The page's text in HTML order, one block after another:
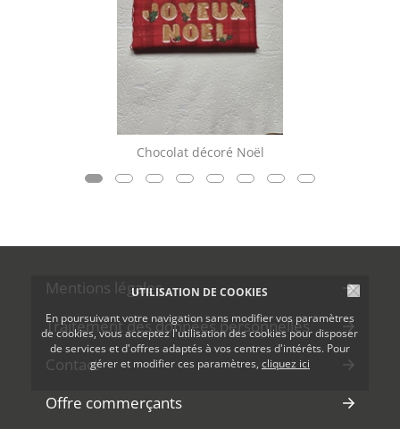
UTILISATION DE COOKIES
En poursuivant votre navigation sans modifier vos paramètres
de cookies, vous acceptez l'utilisation des cookies pour disposer
de services et d'offres adaptés à vos centres d'intérêts. Pour
gérer et modifier ces paramètres, cliquez ici
Chocolat décoré Noël
Mentions légales
Traitement des données personnelles
Contact
Offre commerçants